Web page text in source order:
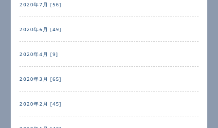
2020年7月 [56]
2020年6月 [49]
2020年4月 [9]
2020年3月 [65]
2020年2月 [45]